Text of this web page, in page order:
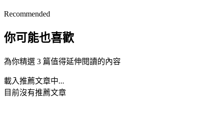
Recommended
你可能也喜歡
為你精選 3 篇值得延伸閱讀的內容
載入推薦文章中...
目前沒有推薦文章